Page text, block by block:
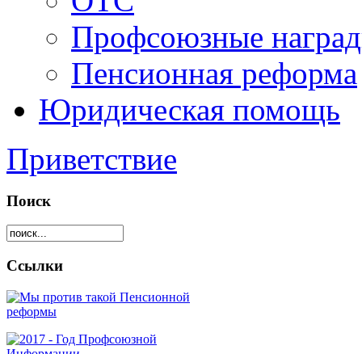
Профсоюзные
Пенсионная реформа
Юридическая помощь
Приветствие
Поиск
Ссылки